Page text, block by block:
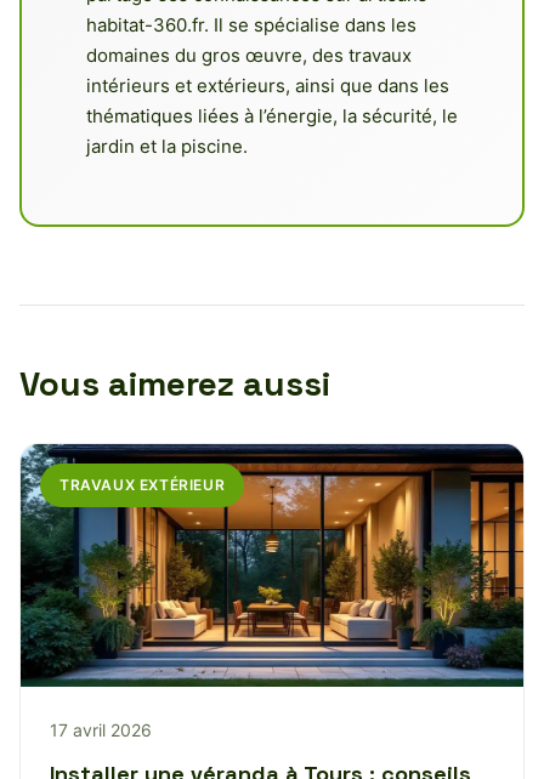
habitat-360.fr. Il se spécialise dans les
domaines du gros œuvre, des travaux
intérieurs et extérieurs, ainsi que dans les
thématiques liées à l’énergie, la sécurité, le
jardin et la piscine.
Vous aimerez aussi
TRAVAUX EXTÉRIEUR
17 avril 2026